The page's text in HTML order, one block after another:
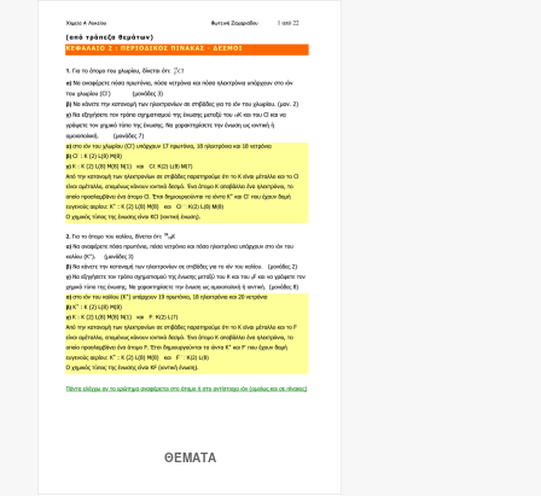
ΘΈΜΑΤΑ